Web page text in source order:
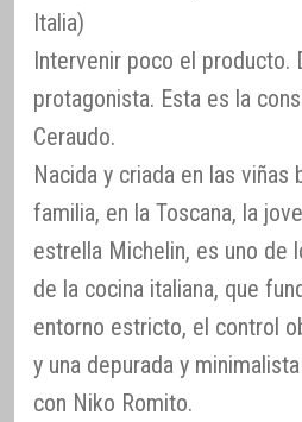
Italia)
Intervenir poco el producto.
protagonista. Esta es la
Ceraudo.
Nacida y criada en las viñas
familia, en la Toscana, la
estrella Michelin, es uno de
de la cocina italiana, que
entorno estricto, el control
y una depurada y
con Niko Romito.